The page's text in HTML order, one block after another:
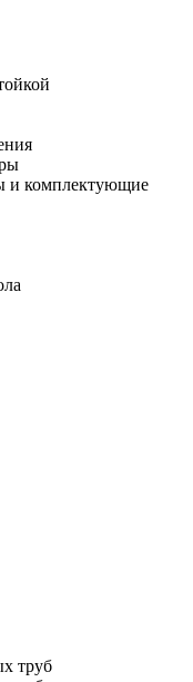
и комплектующие
труб